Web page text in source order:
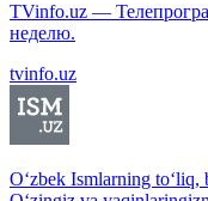
TVinfo.uz —
неделю.
tvinfo.uz
O‘zbek Ismlarning